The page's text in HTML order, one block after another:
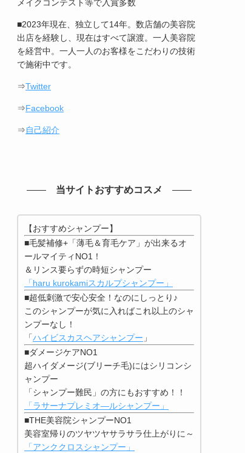
メイクコンテスト等で入賞多数
■2023年現在、独立して14年。数店舗の美容院
出店を経験し、現在はすべて譲渡。一人美容院
を経営中。一人一人のお客様をこだわりの技術
で施術中です。
⇒Twitter
⇒Facebook
⇒自己紹介
当サイトおすすめコスメ
【おすすめシャンプー】
■毛髪補修+「薄毛＆育毛ケア」が出来るオ
ールマイティNO1！
＆リンス要らずの時短シャンプー
「haru kurokamiスカルプシャンプー」
■超低刺激で安心安全！なのにしっとり♪
このシャンプーが気に入ればこれ以上のシャ
ンプーなし！
「ハイビスカスヘアシャンプー 」
■ダメージケアNO1
超ハイダメージ(ブリーチ毛)にはシリコンシ
ャンプー
「シャンプー難民」の方にもおすすめ！！
「ラサーナプレミオ―ルシャンプー」
■THE美容院シャンプーNO1
美容室帰りのツヤツヤサラサラ仕上がりに～
「アンククロスシャンプー」